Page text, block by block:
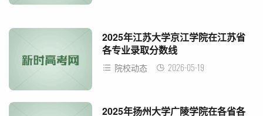
2025年江苏大学京江学院在江苏省
各专业录取分数线
院校动态 2026-05-19
2025年扬州大学广陵学院在各省各